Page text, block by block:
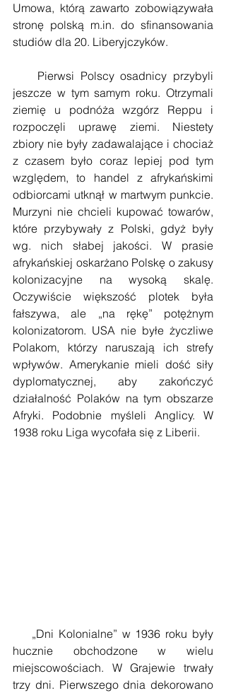
Umowa, którą zawarto zobowiązywała
stronę polską m.in. do sfinansowania
studiów dla 20. Liberyjczyków.
jeszcze w tym samym roku. Otrzymali
ziemię u podnóża wzgórz Reppu i
rozpoczęli uprawę ziemi. Niestety
zbiory nie były zadawalające i chociaż
z czasem było coraz lepiej pod tym
względem, to handel z afrykańskimi
odbiorcami utknął w martwym punkcie.
Murzyni nie chcieli kupować towarów,
które przybywały z Polski, gdyż były
wg. nich słabej jakości. W prasie
afrykańskiej oskarżano Polskę o zakusy
kolonizacyjne na wysoką skalę.
Oczywiście większość plotek była
fałszywa, ale „na rękę” potężnym
kolonizatorom. USA nie byłe życzliwe
Polakom, którzy naruszają ich strefy
wpływów. Amerykanie mieli dość siły
dyplomatycznej, aby zakończyć
działalność Polaków na tym obszarze
Afryki. Podobnie myśleli Anglicy. W
1938 roku Liga wycofała się z Liberii.
hucznie obchodzone w wielu
miejscowościach. W Grajewie trwały
trzy dni. Pierwszego dnia dekorowano